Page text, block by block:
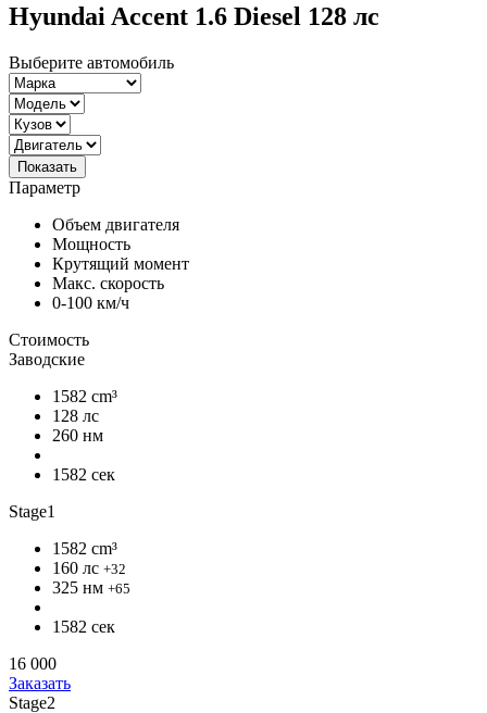
Hyundai Accent 1.6 Diesel 128 лс
Выберите автомобиль
Показать
Параметр
Объем двигателя
Мощность
Крутящий момент
Макс. скорость
0-100 км/ч
Стоимость
Заводские
1582 cm³
128 лс
260 нм
1582 сек
Stage1
1582 cm³
160 лс +32
325 нм +65
1582 сек
16 000
Заказать
Stage2